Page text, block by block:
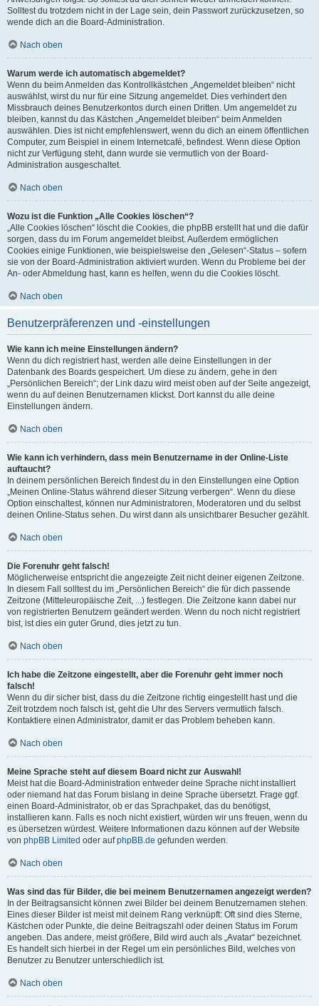
Solltest du trotzdem nicht in der Lage sein, dein Passwort zurückzusetzen, so
wende dich an die Board-Administration.
Nach oben
Warum werde ich automatisch abgemeldet?
Wenn du beim Anmelden das Kontrollkästchen „Angemeldet bleiben“ nicht
auswählst, wirst du nur für eine Sitzung angemeldet. Dies verhindert den
Missbrauch deines Benutzerkontos durch einen Dritten. Um angemeldet zu
bleiben, kannst du das Kästchen „Angemeldet bleiben“ beim Anmelden
auswählen. Dies ist nicht empfehlenswert, wenn du dich an einem öffentlichen
Computer, zum Beispiel in einem Internetcafé, befindest. Wenn diese Option
nicht zur Verfügung steht, dann wurde sie vermutlich von der Board-
Administration ausgeschaltet.
Nach oben
Wozu ist die Funktion „Alle Cookies löschen“?
„Alle Cookies löschen“ löscht die Cookies, die phpBB erstellt hat und die dafür
sorgen, dass du im Forum angemeldet bleibst. Außerdem ermöglichen
Cookies einige Funktionen, wie beispielsweise den „Gelesen“-Status – sofern
sie von der Board-Administration aktiviert wurden. Wenn du Probleme bei der
An- oder Abmeldung hast, kann es helfen, wenn du die Cookies löscht.
Nach oben
Benutzerpräferenzen und -einstellungen
Wie kann ich meine Einstellungen ändern?
Wenn du dich registriert hast, werden alle deine Einstellungen in der
Datenbank des Boards gespeichert. Um diese zu ändern, gehe in den
„Persönlichen Bereich“; der Link dazu wird meist oben auf der Seite angezeigt,
wenn du auf deinen Benutzernamen klickst. Dort kannst du alle deine
Einstellungen ändern.
Nach oben
Wie kann ich verhindern, dass mein Benutzername in der Online-Liste
auftaucht?
In deinem persönlichen Bereich findest du in den Einstellungen eine Option
„Meinen Online-Status während dieser Sitzung verbergen“. Wenn du diese
Option einschaltest, können nur Administratoren, Moderatoren und du selbst
deinen Online-Status sehen. Du wirst dann als unsichtbarer Besucher gezählt.
Nach oben
Die Forenuhr geht falsch!
Möglicherweise entspricht die angezeigte Zeit nicht deiner eigenen Zeitzone.
In diesem Fall solltest du im „Persönlichen Bereich“ die für dich passende
Zeitzone (Mitteleuropäische Zeit, ...) festlegen. Die Zeitzone kann dabei nur
von registrierten Benutzern geändert werden. Wenn du noch nicht registriert
bist, ist dies ein guter Grund, dies jetzt zu tun.
Nach oben
Ich habe die Zeitzone eingestellt, aber die Forenuhr geht immer noch
falsch!
Wenn du dir sicher bist, dass du die Zeitzone richtig eingestellt hast und die
Zeit trotzdem noch falsch ist, geht die Uhr des Servers vermutlich falsch.
Kontaktiere einen Administrator, damit er das Problem beheben kann.
Nach oben
Meine Sprache steht auf diesem Board nicht zur Auswahl!
Meist hat die Board-Administration entweder deine Sprache nicht installiert
oder niemand hat das Forum bislang in deine Sprache übersetzt. Frage ggf.
einen Board-Administrator, ob er das Sprachpaket, das du benötigst,
installieren kann. Falls es noch nicht existiert, würden wir uns freuen, wenn du
es übersetzen würdest. Weitere Informationen dazu können auf der Website
von phpBB Limited oder aufphpBB.de gefunden werden.
Nach oben
Was sind das für Bilder, die bei meinem Benutzernamen angezeigt werden?
In der Beitragsansicht können zwei Bilder bei deinem Benutzernamen stehen.
Eines dieser Bilder ist meist mit deinem Rang verknüpft: Oft sind dies Sterne,
Kästchen oder Punkte, die deine Beitragszahl oder deinen Status im Forum
angeben. Das andere, meist größere, Bild wird auch als „Avatar“ bezeichnet.
Es handelt sich hierbei in der Regel um ein persönliches Bild, welches von
Benutzer zu Benutzer unterschiedlich ist.
Nach oben